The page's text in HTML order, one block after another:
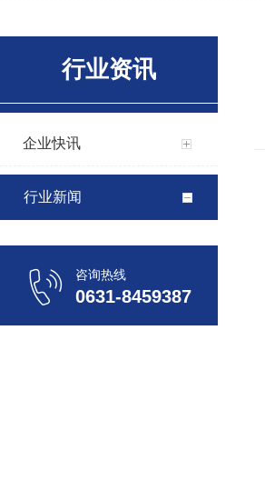
行业资讯
企业快讯
行业新闻
咨询热线
0631-8459387